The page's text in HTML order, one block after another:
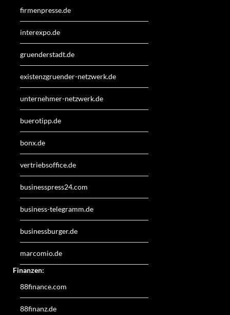
firmenpresse.de
interexpo.de
gruenderstadt.de
existenzgruender-netzwerk.de
unternehmer-netzwerk.de
buerotipp.de
bonx.de
vertriebsoffice.de
businesspress24.com
business-telegramm.de
businessburger.de
marcomio.de
Finanzen:
88finance.com
88finanz.de